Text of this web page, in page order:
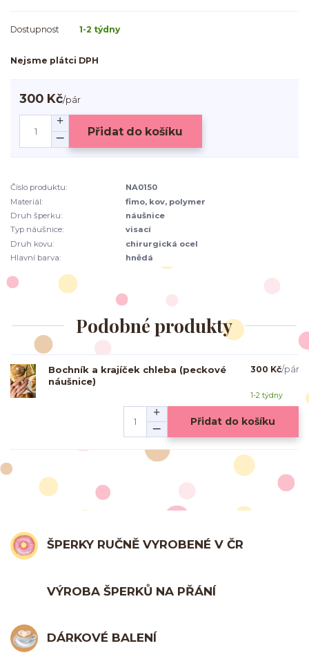
Dostupnost 1-2 týdny
Nejsme plátci DPH
300 Kč/pár
Přidat do košíku
Číslo produktu:
NA0150
Materiál:
fimo, kov, polymer
Druh šperku:
náušnice
Typ náušnice:
visací
Druh kovu:
chirurgická ocel
Hlavní barva:
hnědá
Podobné produkty
Bochník a krajíček chleba (peckové
náušnice)
300 Kč/pár
1-2 týdny
Přidat do košíku
ŠPERKY RUČNĚ VYROBENÉ V ČR
VÝROBA ŠPERKŮ NA PŘÁNÍ
DÁRKOVÉ BALENÍ